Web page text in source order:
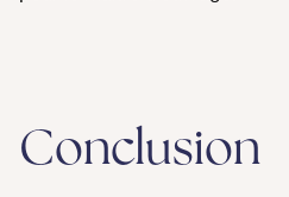
Conclusion